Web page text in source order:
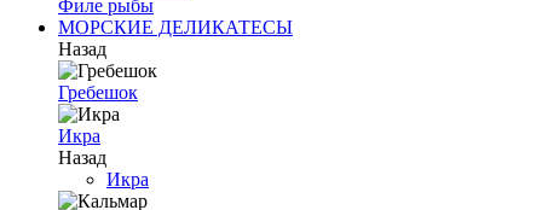
Филе рыбы
МОРСКИЕ ДЕЛИКАТЕСЫ
Назад
Гребешок
Икра
Назад
Икра